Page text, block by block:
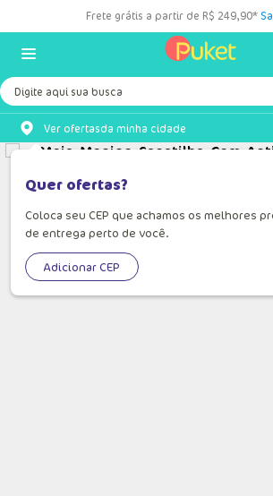
Frete grátis a partir de R$ 249,90*
Digite aqui sua busca
Ver ofertasda minha cidade
Quer ofertas?
Coloca seu CEP que achamos os melhores
de entrega perto de você.
Adicionar CEP